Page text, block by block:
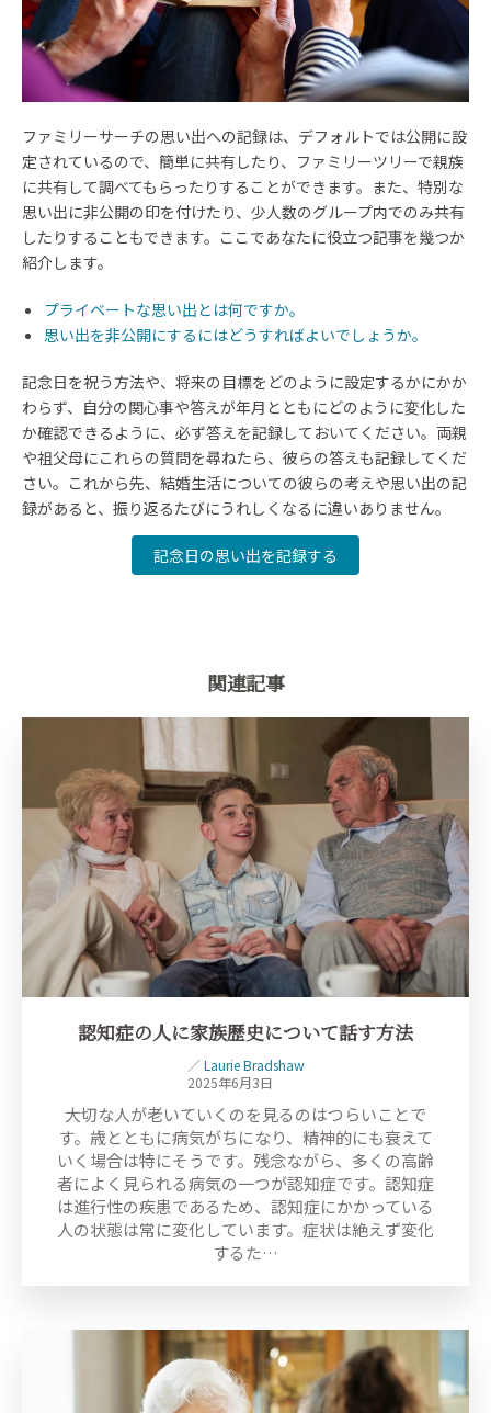
ファミリーサーチの思い出への記録は、デフォルトでは公開に設
定されているので、簡単に共有したり、ファミリーツリーで親族
に共有して調べてもらったりすることができます。また、特別な
思い出に非公開の印を付けたり、少人数のグループ内でのみ共有
したりすることもできます。ここであなたに役立つ記事を幾つか
紹介します。
プライベートな思い出とは何ですか。
思い出を非公開にするにはどうすればよいでしょうか。
記念日を祝う方法や、将来の目標をどのように設定するかにかか
わらず、自分の関心事や答えが年月とともにどのように変化した
か確認できるように、必ず答えを記録しておいてください。両親
や祖父母にこれらの質問を尋ねたら、彼らの答えも記録してくだ
さい。これから先、結婚生活についての彼らの考えや思い出の記
録があると、振り返るたびにうれしくなるに違いありません。
記念日の思い出を記録する
関連記事
認知症の人に家族歴史について話す方法
／Laurie Bradshaw
2025年6月3日
大切な人が老いていくのを見るのはつらいことで
す。歳とともに病気がちになり、精神的にも衰えて
いく場合は特にそうです。残念ながら、多くの高齢
者によく見られる病気の一つが認知症です。認知症
は進行性の疾患であるため、認知症にかかっている
人の状態は常に変化しています。症状は絶えず変化
するた…